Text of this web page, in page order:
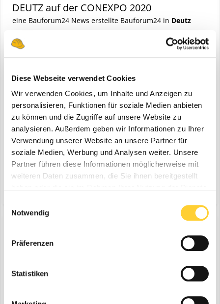
Diese Webseite verwendet Cookies
Wir verwenden Cookies, um Inhalte und Anzeigen zu
personalisieren, Funktionen für soziale Medien anbieten
zu können und die Zugriffe auf unsere Website zu
analysieren. Außerdem geben wir Informationen zu Ihrer
Verwendung unserer Website an unsere Partner für
soziale Medien, Werbung und Analysen weiter. Unsere
Partner führen diese Informationen möglicherweise mit
weiteren Daten zusammen, die Sie ihnen bereitgestellt
Notwendig
Präferenzen
Statistiken
DEUTZ auf der CONEXPO 2020
eine Bauforum24 News erstellte Bauforum24 in Deutz
Las Vegas (USA), 10.03.2020 - DEUTZ zeigt vom 10. bis zum 14. März
2020 auf der CONEXPO in Las Vegas seine neuesten Entwicklungen
im Bereich nachhaltiger Off-Highway-Antriebe. Unter dem Motto
„REVOLUTIONIZING POWER“ kombiniert der international
führende Motorenspezialist Diesel-, Gas-, Hybrid-, Elek...
13. März 2020
deutz advanced configurator revolutionizing power
DEUTZ auf der CONEXPO 2020
Baumaschinen Industrie
2020 auf der CONEXPO in Las Vegas seine neuesten Entwicklungen